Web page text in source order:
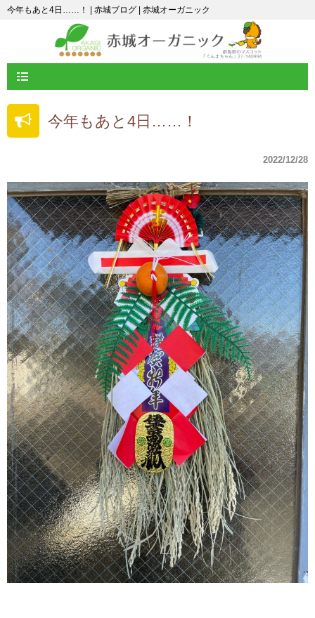
今年もあと4日……！ | 赤城ブログ | 赤城オーガニック
今年もあと4日……！
2022/12/28